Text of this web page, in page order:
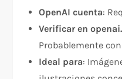
OpenAI cuenta:
Verificar en
Probablemente
Ideal para: